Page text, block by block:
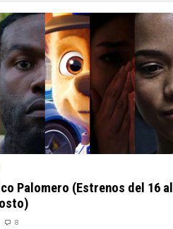
Palomero (Estrenos del 16 al
8